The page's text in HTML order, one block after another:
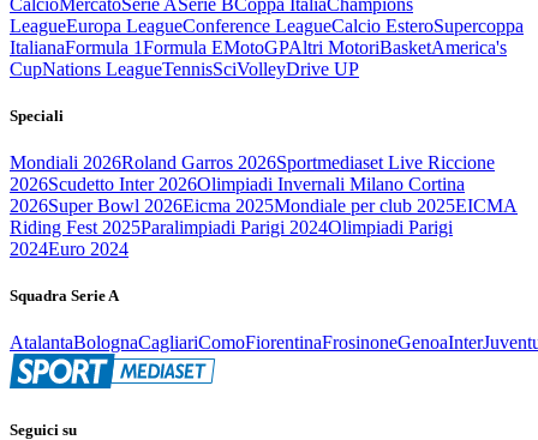
LeagueEuropa LeagueConference LeagueCalcio EsteroSupercoppa
ItalianaFormula 1Formula EMotoGPAltri MotoriBasketAmerica's
CupNations LeagueTennisSciVolleyDrive UP
Speciali
Mondiali 2026Roland Garros 2026Sportmediaset Live Riccione
2026Scudetto Inter 2026Olimpiadi Invernali Milano Cortina
2026Super Bowl 2026Eicma 2025Mondiale per club 2025EICMA
Riding Fest 2025Paralimpiadi Parigi 2024Olimpiadi Parigi
2024Euro 2024
Squadra Serie A
AtalantaBolognaCagliariComoFiorentinaFrosinoneGenoaInter
Seguici su